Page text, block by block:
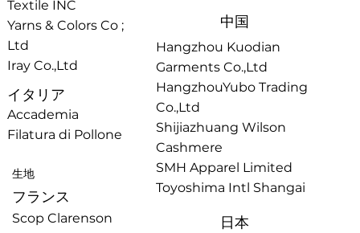
Textile INC
Yarns & Colors Co ;
Ltd
Iray Co.,Ltd
イタリア
Accademia
Filatura di Pollone
中国
Hangzhou Kuodian
Garments Co.,Ltd
HangzhouYubo Trading
Co.,Ltd
Shijiazhuang Wilson
Cashmere
SMH Apparel Limited
Toyoshima Intl Shangai
日本
生地
フランス
Scop Clarenson